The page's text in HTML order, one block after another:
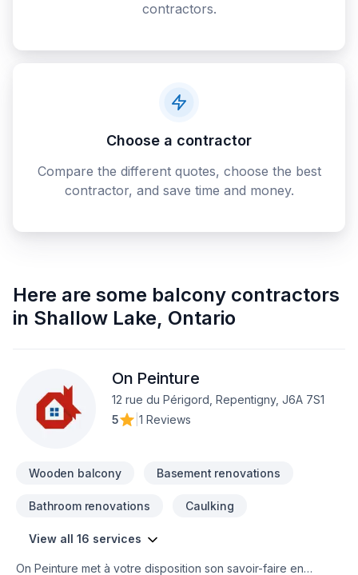
contractors.
Choose a contractor
Compare the different quotes, choose the best
contractor, and save time and money.
Here are some balcony contractors
in Shallow Lake, Ontario
On Peinture
12 rue du Périgord, Repentigny, J6A 7S1
5
1 Reviews
Wooden balcony Basement renovations
Bathroom renovations Caulking
View all 16 services
On Peinture met à votre disposition son savoir-faire en